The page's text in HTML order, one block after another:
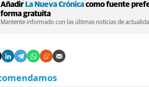
Añadir La Nueva Crónicacomo fuente
forma gratuita
Mantente informado con las últimas noticias de